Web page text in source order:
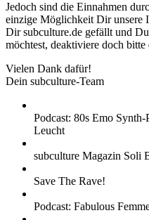
Jedoch sind die Einnahmen
einzige Möglichkeit Dir unsere
Dir subculture.de gefällt und
möchtest, deaktiviere doch
Vielen Dank dafür!
Dein subculture-Team
Podcast: 80s Emo
Leucht
subculture Magazin Soli
Save The Rave!
Podcast: Fabulous